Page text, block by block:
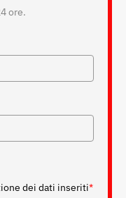
ore.
dei dati inseriti*